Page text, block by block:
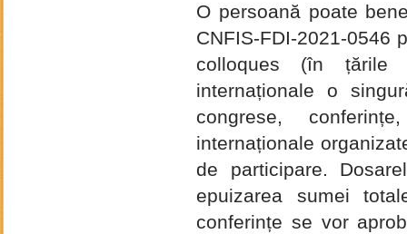
O persoană poate
CNFIS-FDI-2021-0546
colloques (în țările
internaționale o
congrese,
internaționale
de participare.
epuizarea sumei
conferințe se vor